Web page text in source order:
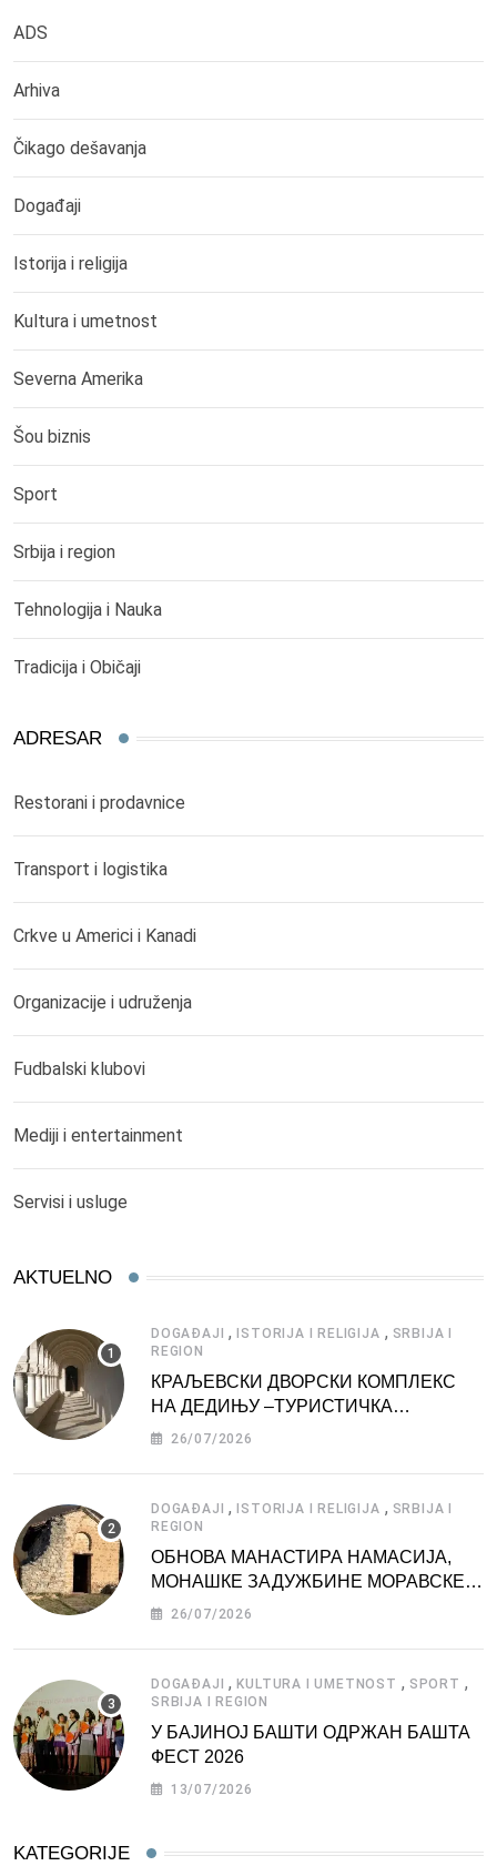
ADS
Arhiva
Čikago dešavanja
Događaji
Istorija i religija
Kultura i umetnost
Severna Amerika
Šou biznis
Sport
Srbija i region
Tehnologija i Nauka
Tradicija i Običaji
ADRESAR
Restorani i prodavnice
Transport i logistika
Crkve u Americi i Kanadi
Organizacije i udruženja
Fudbalski klubovi
Mediji i entertainment
Servisi i usluge
AKTUELNO
DOGAĐAJI , ISTORIJA I RELIGIJA , SRBIJA I
REGION
КРАЉЕВСКИ ДВОРСКИ КОМПЛЕКС
НА ДЕДИЊУ –ТУРИСТИЧКА
АТРАКЦИЈА
26/07/2026
DOGAĐAJI , ISTORIJA I RELIGIJA , SRBIJA I
REGION
ОБНОВА МАНАСТИРА НАМАСИЈА,
МОНАШКЕ ЗАДУЖБИНЕ МОРАВСКЕ
СРБИЈЕ
26/07/2026
DOGAĐAJI ,KULTURA I UMETNOST , SPORT ,
SRBIJA I REGION
У БАЈИНОЈ БАШТИ ОДРЖАН БАШТА
ФЕСТ 2026
13/07/2026
KATEGORIJE